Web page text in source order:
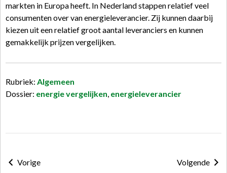
markten in Europa heeft. In Nederland stappen relatief veel
consumenten over van energieleverancier. Zij kunnen daarbij
kiezen uit een relatief groot aantal leveranciers en kunnen
gemakkelijk prijzen vergelijken.
Rubriek: Algemeen
Dossier: energie vergelijken, energieleverancier
Vorige
Volgende